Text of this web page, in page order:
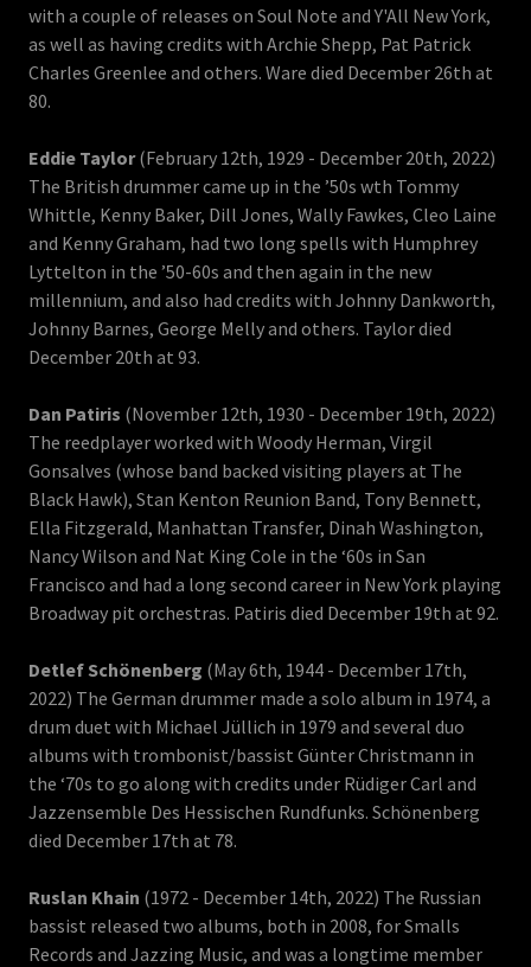
with a couple of releases on Soul Note and Y'All New York,
as well as having credits with Archie Shepp, Pat Patrick
Charles Greenlee and others. Ware died December 26th at
80.
Eddie Taylor(February 12th, 1929 - December 20th, 2022)
The British drummer came up in the ’50s wth Tommy
Whittle, Kenny Baker, Dill Jones, Wally Fawkes, Cleo Laine
and Kenny Graham, had two long spells with Humphrey
Lyttelton in the ’50-60s and then again in the new
millennium, and also had credits with Johnny Dankworth,
Johnny Barnes, George Melly and others. Taylor died
December 20th at 93.
Dan Patiris (November 12th, 1930 - December 19th, 2022)
The reedplayer worked with Woody Herman, Virgil
Gonsalves (whose band backed visiting players at The
Black Hawk), Stan Kenton Reunion Band, Tony Bennett,
Ella Fitzgerald, Manhattan Transfer, Dinah Washington,
Nancy Wilson and Nat King Cole in the ‘60s in San
Francisco and had a long second career in New York playing
Broadway pit orchestras. Patiris died December 19th at 92.
Detlef Schönenberg (May 6th, 1944 - December 17th,
2022) The German drummer made a solo album in 1974, a
drum duet with Michael Jüllich in 1979 and several duo
albums with trombonist/bassist Günter Christmann in
the ‘70s to go along with credits under Rüdiger Carl and
Jazzensemble Des Hessischen Rundfunks. Schönenberg
died December 17th at 78.
Ruslan Khain (1972 - December 14th, 2022) The Russian
bassist released two albums, both in 2008, for Smalls
Records and Jazzing Music, and was a longtime member